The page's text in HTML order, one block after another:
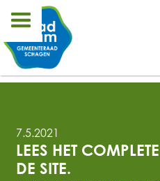
7.5.2021
LEES HET
DE SITE.